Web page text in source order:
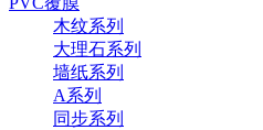
木纹系列
大理石系列
墙纸系列
A系列
同步系列